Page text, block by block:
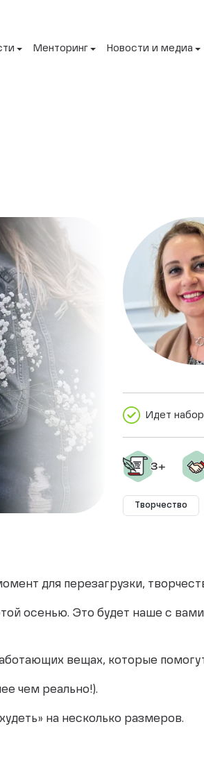
Менторинг Новости и медиа
Идет
Творчество
для перезагрузки,
осенью. Это будет наше с
вещах, которые
чем реально!).
на несколько размеров.